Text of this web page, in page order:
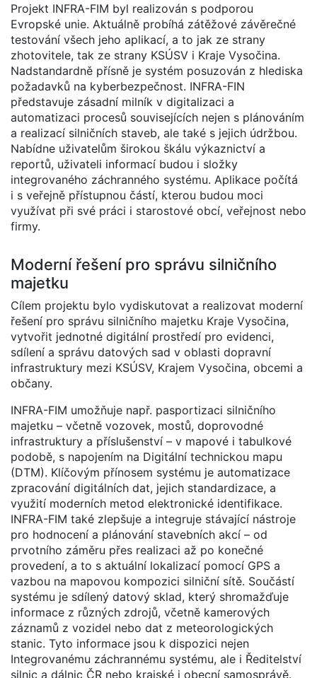
Projekt INFRA-FIM byl realizován s podporou
Evropské unie. Aktuálně probíhá zátěžové závěrečné
testování všech jeho aplikací, a to jak ze strany
zhotovitele, tak ze strany KSÚSV i Kraje Vysočina.
Nadstandardně přísně je systém posuzován z hlediska
požadavků na kyberbezpečnost. INFRA-FIN
představuje zásadní milník v digitalizaci a
automatizaci procesů souvisejících nejen s plánováním
a realizací silničních staveb, ale také s jejich údržbou.
Nabídne uživatelům širokou škálu výkaznictví a
reportů, uživateli informací budou i složky
integrovaného záchranného systému. Aplikace počítá
i s veřejně přístupnou částí, kterou budou moci
využívat při své práci i starostové obcí, veřejnost nebo
firmy.
Moderní řešení pro správu silničního
majetku
Cílem projektu bylo vydiskutovat a realizovat moderní
řešení pro správu silničního majetku Kraje Vysočina,
vytvořit jednotné digitální prostředí pro evidenci,
sdílení a správu datových sad v oblasti dopravní
infrastruktury mezi KSÚSV, Krajem Vysočina, obcemi a
občany.
INFRA-FIM umožňuje např. pasportizaci silničního
majetku – včetně vozovek, mostů, doprovodné
infrastruktury a příslušenství – v mapové i tabulkové
podobě, s napojením na Digitální technickou mapu
(DTM). Klíčovým přínosem systému je automatizace
zpracování digitálních dat, jejich standardizace, a
využití moderních metod elektronické identifikace.
INFRA-FIM také zlepšuje a integruje stávající nástroje
pro hodnocení a plánování stavebních akcí – od
prvotního záměru přes realizaci až po konečné
provedení, a to s aktuální lokalizací pomocí GPS a
vazbou na mapovou kompozici silniční sítě. Součástí
systému je sdílený datový sklad, který shromažďuje
informace z různých zdrojů, včetně kamerových
záznamů z vozidel nebo dat z meteorologických
stanic. Tyto informace jsou k dispozici nejen
Integrovanému záchrannému systému, ale i Ředitelství
silnic a dálnic ČR nebo krajské i obecní samosprávě.